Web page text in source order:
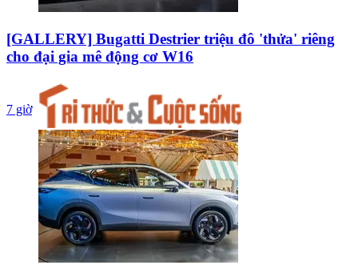
[GALLERY] Bugatti Destrier triệu đô 'thửa' riêng
cho đại gia mê động cơ W16
7 giờ